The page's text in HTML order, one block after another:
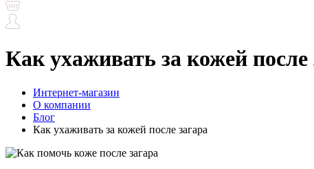
Как ухаживать за кожей после
Интернет-магазин
О компании
Блог
Как ухаживать за кожей после загара